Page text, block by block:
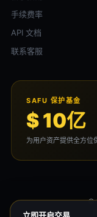
手续费率
API 文档
联系客服
SAFU 保护基金
$ 10亿
为用户资产提供全方位
©